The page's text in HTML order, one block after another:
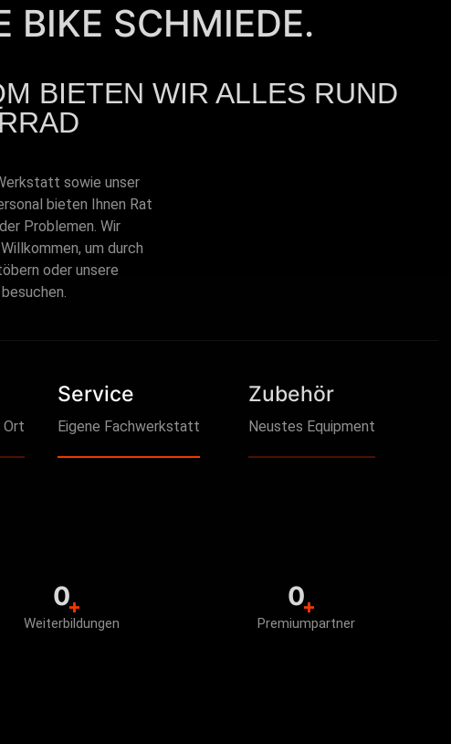
BIKE SCHMIEDE.
BIETEN WIR ALLES RUND
sowie unser
bieten Ihnen Rat
Problemen. Wir
um durch
oder unsere
Ort
Service
Eigene Fachwerkstatt
Zubehör
Neustes Equipment
0+
Weiterbildungen
0+
Premiumpartner